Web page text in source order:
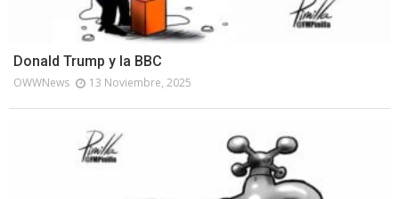
Donald Trump y la BBC
OWWNews 13 Noviembre, 2025